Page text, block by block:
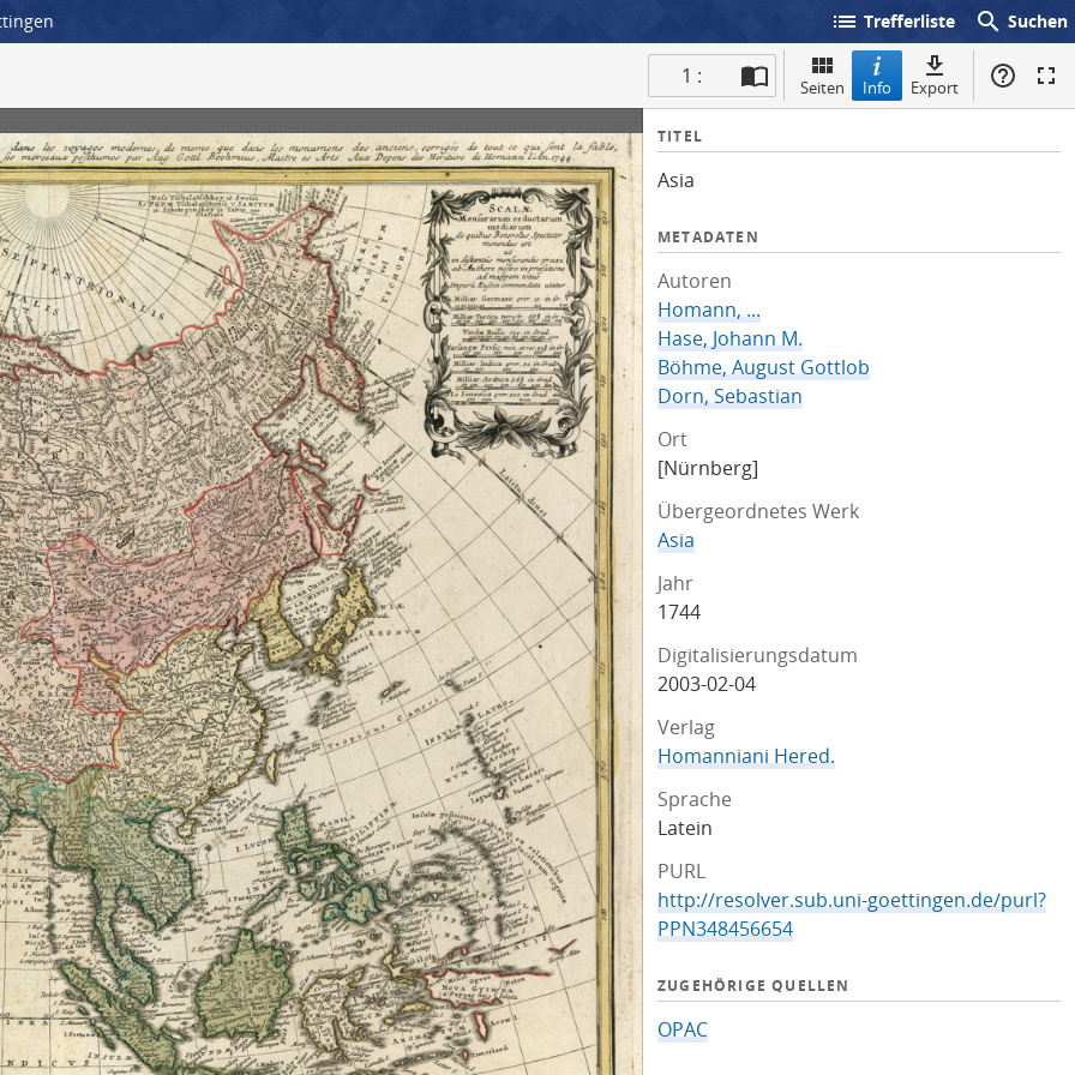
list Trefferliste search Suchen
1 : Seiten Info Export
I
f
TITEL
Asia
METADATEN
Autoren
Homann, ...
Hase, Johann M.
Böhme, August Gottlob
Dorn, Sebastian
Ort
[Nürnberg]
Übergeordnetes Werk
Asia
Jahr
1744
Digitalisierungsdatum
2003-02-04
Verlag
Homanniani Hered.
Sprache
Latein
PURL
http://resolver.sub.uni-goettingen.de/purl?
PPN348456654
ZUGEHÖRIGE QUELLEN
OPAC